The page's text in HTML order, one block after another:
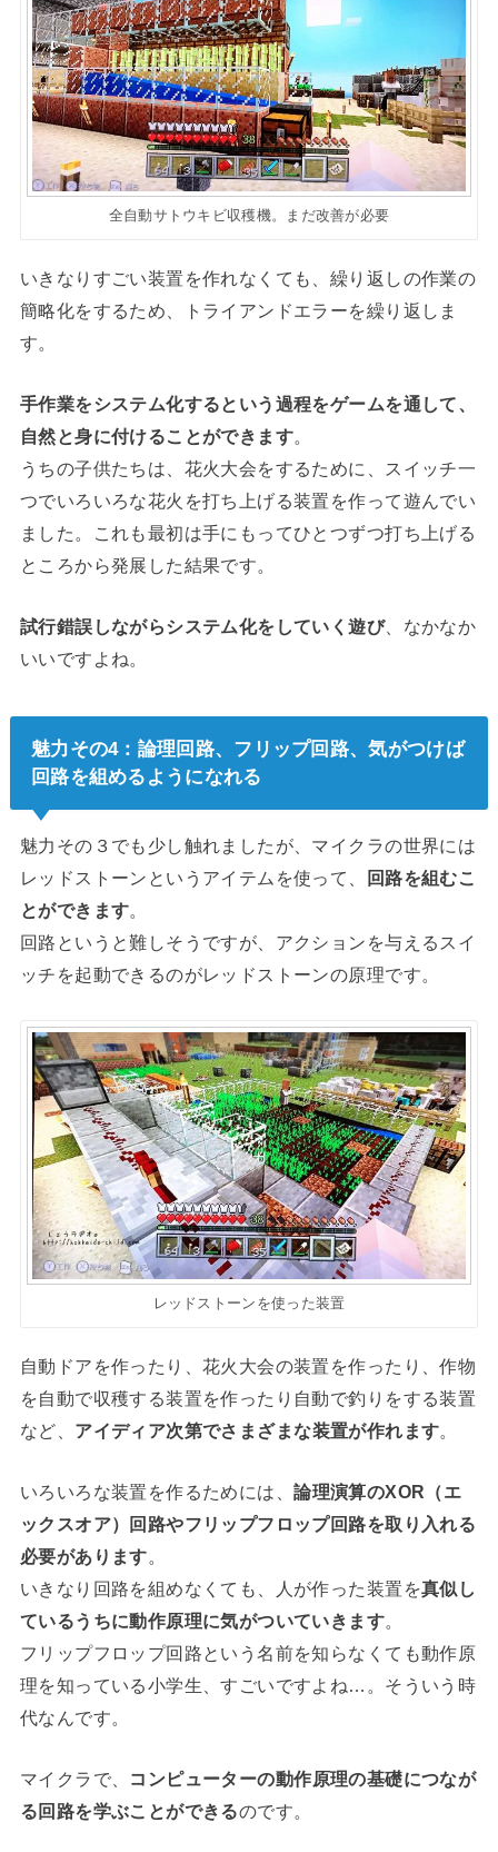
全自動サトウキビ収穫機。まだ改善が必要
いきなりすごい装置を作れなくても、繰り返しの作業の
簡略化をするため、トライアンドエラーを繰り返しま
す。
手作業をシステム化するという過程をゲームを通して、
自然と身に付けることができます。
うちの子供たちは、花火大会をするために、スイッチ一
つでいろいろな花火を打ち上げる装置を作って遊んでい
ました。これも最初は手にもってひとつずつ打ち上げる
ところから発展した結果です。
試行錯誤しながらシステム化をしていく遊び、なかなか
いいですよね。
魅力その4：論理回路、フリップ回路、気がつけば
回路を組めるようになれる
魅力その３でも少し触れましたが、マイクラの世界には
レッドストーンというアイテムを使って、
回路を組むこ
とができます。
回路というと難しそうですが、アクションを与えるスイ
ッチを起動できるのがレッドストーンの原理です。
レッドストーンを使った装置
自動ドアを作ったり、花火大会の装置を作ったり、作物
を自動で収穫する装置を作ったり自動で釣りをする装置
など、 アイディア次第でさまざまな装置が作れます。
いろいろな装置を作るためには、論理演算のXOR（エ
ックスオア）回路やフリップフロップ回路を取り入れる
必要があります。
いきなり回路を組めなくても、人が作った装置を真似し
ているうちに動作原理に気がついていきます。
フリップフロップ回路という名前を知らなくても動作原
理を知っている小学生、すごいですよね…。そういう時
代なんです。
マイクラで、 コンピューターの動作原理の基礎につなが
る回路を学ぶことができるのです。